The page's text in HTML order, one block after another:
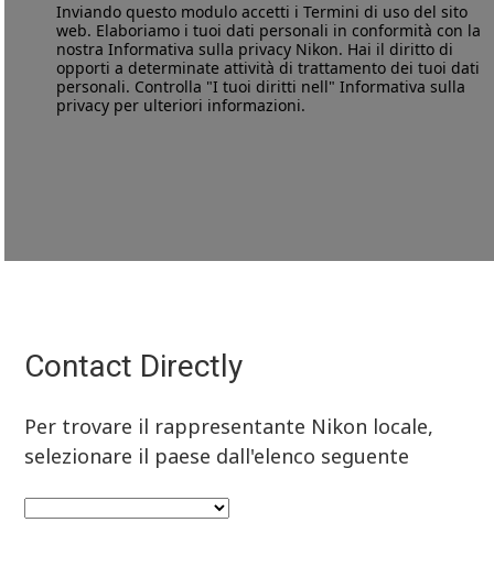
Inviando questo modulo accetti iTermini di uso del sito
web. Elaboriamo i tuoi dati personali in conformità con la
nostraInformativa sulla privacy Nikon. Hai il diritto di
opporti a determinate attività di trattamento dei tuoi dati
personali. Controlla "I tuoi diritti nell" Informativa sulla
privacy per ulteriori informazioni.
Contact Directly
Per trovare il rappresentante Nikon locale,
selezionare il paese dall'elenco seguente